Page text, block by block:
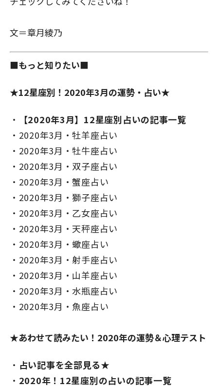
文＝章月綾乃
■もっと知りたい■
★12星座別！2020年3月の運勢・占い★
【2020年3月】12星座別占いの記事一覧
2020年3月・牡羊座占い
2020年3月・牡牛座占い
2020年3月・双子座占い
2020年3月・蟹座占い
2020年3月・獅子座占い
2020年3月・乙女座占い
2020年3月・天秤座占い
2020年3月・蠍座占い
2020年3月・射手座占い
2020年3月・山羊座占い
2020年3月・水瓶座占い
2020年3月・魚座占い
★あわせて読みたい！2020年の運勢＆心理テスト
占い記事を全部見る★
2020年！12星座別の占いの記事一覧